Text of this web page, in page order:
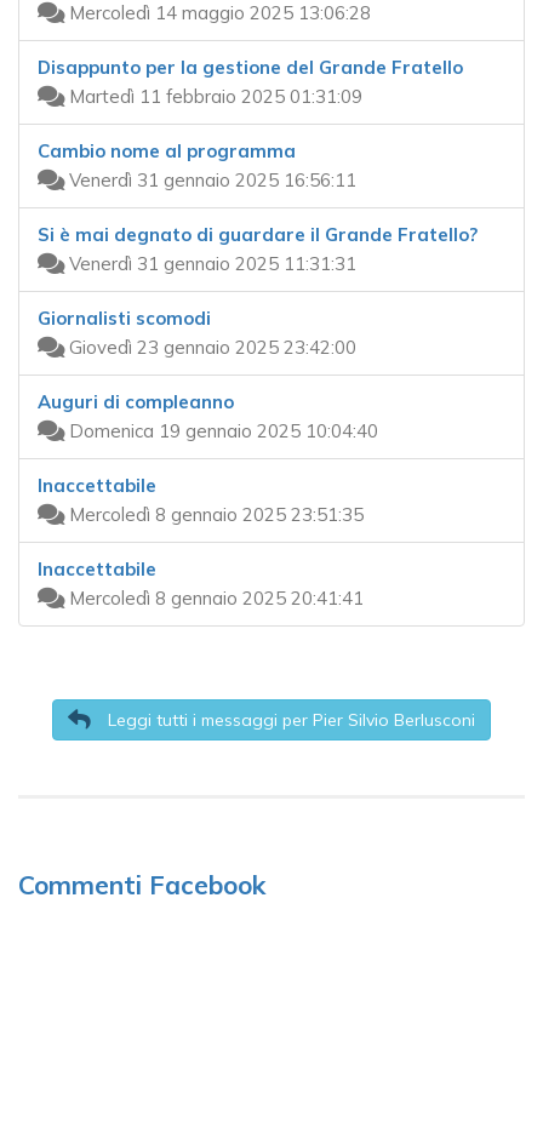
Mercoledì 14 maggio 2025 13:06:28
Disappunto per la gestione del Grande Fratello
Martedì 11 febbraio 2025 01:31:09
Cambio nome al programma
Venerdì 31 gennaio 2025 16:56:11
Si è mai degnato di guardare il Grande Fratello?
Venerdì 31 gennaio 2025 11:31:31
Giornalisti scomodi
Giovedì 23 gennaio 2025 23:42:00
Auguri di compleanno
Domenica 19 gennaio 2025 10:04:40
Inaccettabile
Mercoledì 8 gennaio 2025 23:51:35
Inaccettabile
Mercoledì 8 gennaio 2025 20:41:41
Leggi tutti i messaggi per Pier Silvio Berlusconi
Commenti Facebook